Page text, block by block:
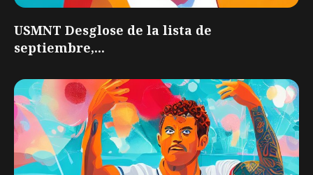
USMNT Desglose de la lista de
septiembre,...